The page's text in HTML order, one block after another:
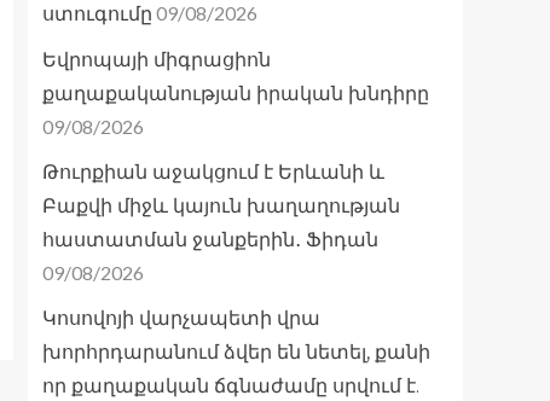
ստուգումը 09/08/2026
Եվրոպայի միգրացիոն
քաղաքականության իրական խնդիրը
09/08/2026
Թուրքիան աջակցում է Երևանի և
Բաքվի միջև կայուն խաղաղության
հաստատման ջանքերին․ Ֆիդան
09/08/2026
Կոսովոյի վարչապետի վրա
խորհրդարանում ձվեր են նետել, քանի
որ քաղաքական ճգնաժամը սրվում է.